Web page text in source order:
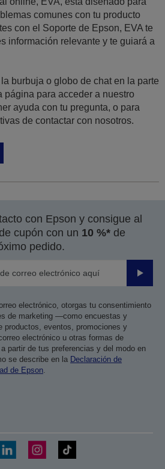
comunes con tu producto
con el Soporte de Epson, EVA te
información relevante y te guiará a
burbuja o globo de chat en la parte
página para acceder a nuestro
ayuda con tu pregunta, o para
de contactar con nosotros.
con Epson y consigue al
cupón con un 10 %* de
pedido.
Enviar
electrónico, otorgas tu consentimiento
de marketing —como encuestas y
productos, eventos, promociones y
electrónico u otras formas de
partir de tus preferencias y del modo en
se describe en la Declaración de
de Epson.